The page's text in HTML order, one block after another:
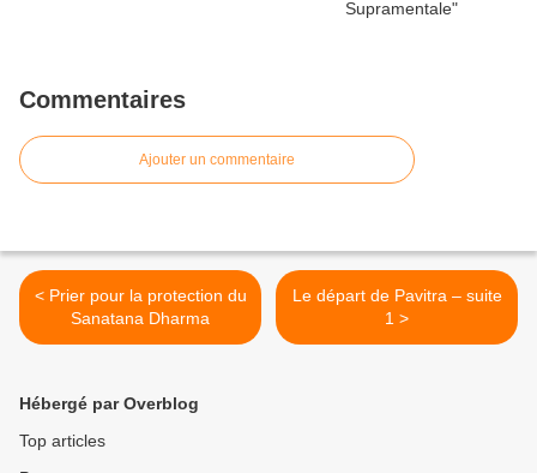
Commentaires
Ajouter un commentaire
< Prier pour la protection du
Sanatana Dharma
Le départ de Pavitra – suite
1 >
Hébergé par Overblog
Top articles